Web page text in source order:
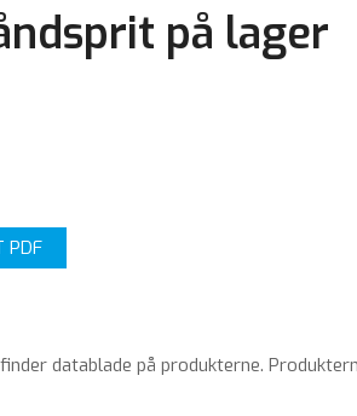
på lager
PDF
datablade på produkterne.